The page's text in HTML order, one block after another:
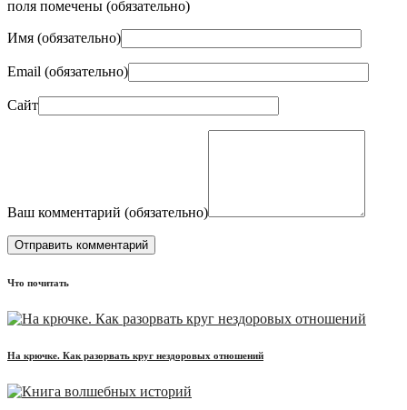
поля помечены (обязательно)
Имя (обязательно)
Email (обязательно)
Сайт
Ваш комментарий (обязательно)
Что почитать
На крючке. Как разорвать круг нездоровых отношений